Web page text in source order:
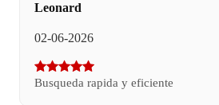
Leonard
02-06-2026
Busqueda rapida y eficiente